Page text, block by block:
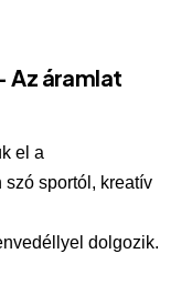
Az áramlat
el a
szó sportól, kreatív
dolgozik.